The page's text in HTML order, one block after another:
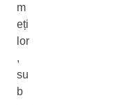
m
eți
lor
,
su
b